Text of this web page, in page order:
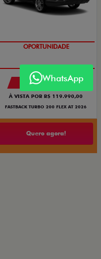
OPORTUNIDADE
PESSOA FÍSICA
À VISTA POR R$ 119.990,00
FASTBACK TURBO 200 FLEX AT 2026
Quero agora!
WhatsApp